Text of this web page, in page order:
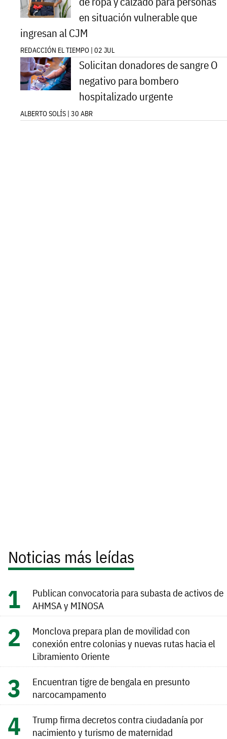
en situación vulnerable que
ingresan al CJM
REDACCIÓN EL TIEMPO | 02 JUL
Solicitan donadores de sangre O
negativo para bombero
hospitalizado urgente
ALBERTO SOLÍS | 30 ABR
Noticias más leídas
Publican convocatoria para subasta de activos de
AHMSA y MINOSA
Monclova prepara plan de movilidad con
conexión entre colonias y nuevas rutas hacia el
Libramiento Oriente
Encuentran tigre de bengala en presunto
narcocampamento
Trump firma decretos contra ciudadanía por
nacimiento y turismo de maternidad